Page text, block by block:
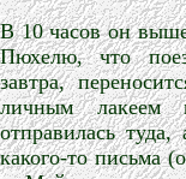
В 10 часов он
Пюхелю, что
завтра,
личным лакеем
отправилась
какого-то письма